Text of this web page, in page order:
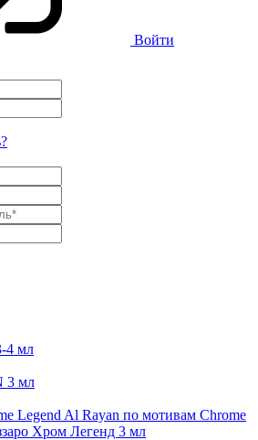
Войти
4 мл
3 мл
Legend Al Rayan по мотивам Chrome
Хром Легенд 3 мл